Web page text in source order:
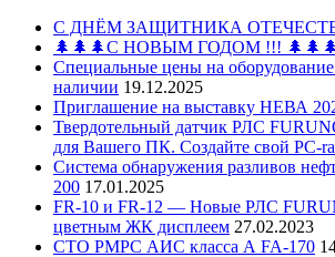
С ДНЁМ ЗАЩИТНИКА
🌲🌲🌲С НОВЫМ ГОДОМ !!! 🌲🌲🌲
Специальные цены на
наличии 19.12.2025
Приглашение на выставку НЕВА
Твердотельный датчик РЛС
для Вашего ПК. Создайте свой PC-
Система обнаружения разливов
200 17.01.2025
FR-10 и FR-12 — Новые РЛС
цветным ЖК дисплеем 27.02.2023
СТО РМРС АИС класса А FA-170